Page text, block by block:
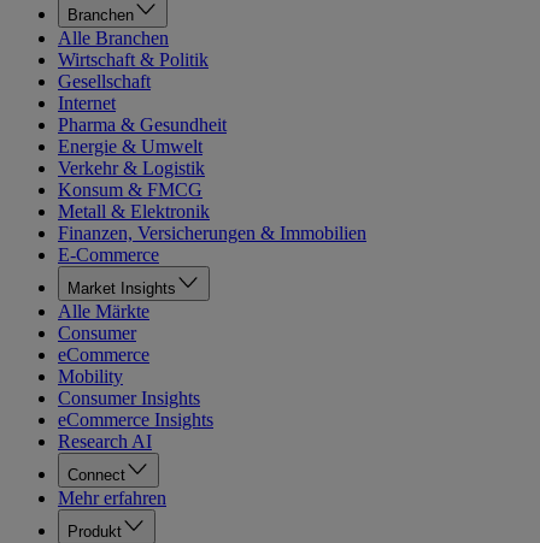
Branchen
Alle Branchen
Wirtschaft & Politik
Gesellschaft
Internet
Pharma & Gesundheit
Energie & Umwelt
Verkehr & Logistik
Konsum & FMCG
Metall & Elektronik
Finanzen, Versicherungen & Immobilien
E-Commerce
Market Insights
Alle Märkte
Consumer
eCommerce
Mobility
Consumer Insights
eCommerce Insights
Research AI
Connect
Mehr erfahren
Produkt